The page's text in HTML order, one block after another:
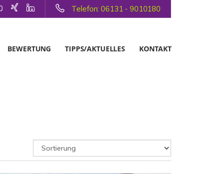
Telefon: 06131 - 9010180
BEWERTUNG TIPPS/AKTUELLES KONTAKT